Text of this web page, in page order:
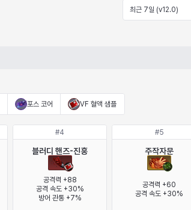
최근 7일 (v12.0)
포스 코어 VF 혈액 샘플
#4
블러디 핸즈-진홍
공격력 +88
공격 속도 +30%
방어 관통 +7%
#5
주작자문
공격력 +60
공격 속도 +30%